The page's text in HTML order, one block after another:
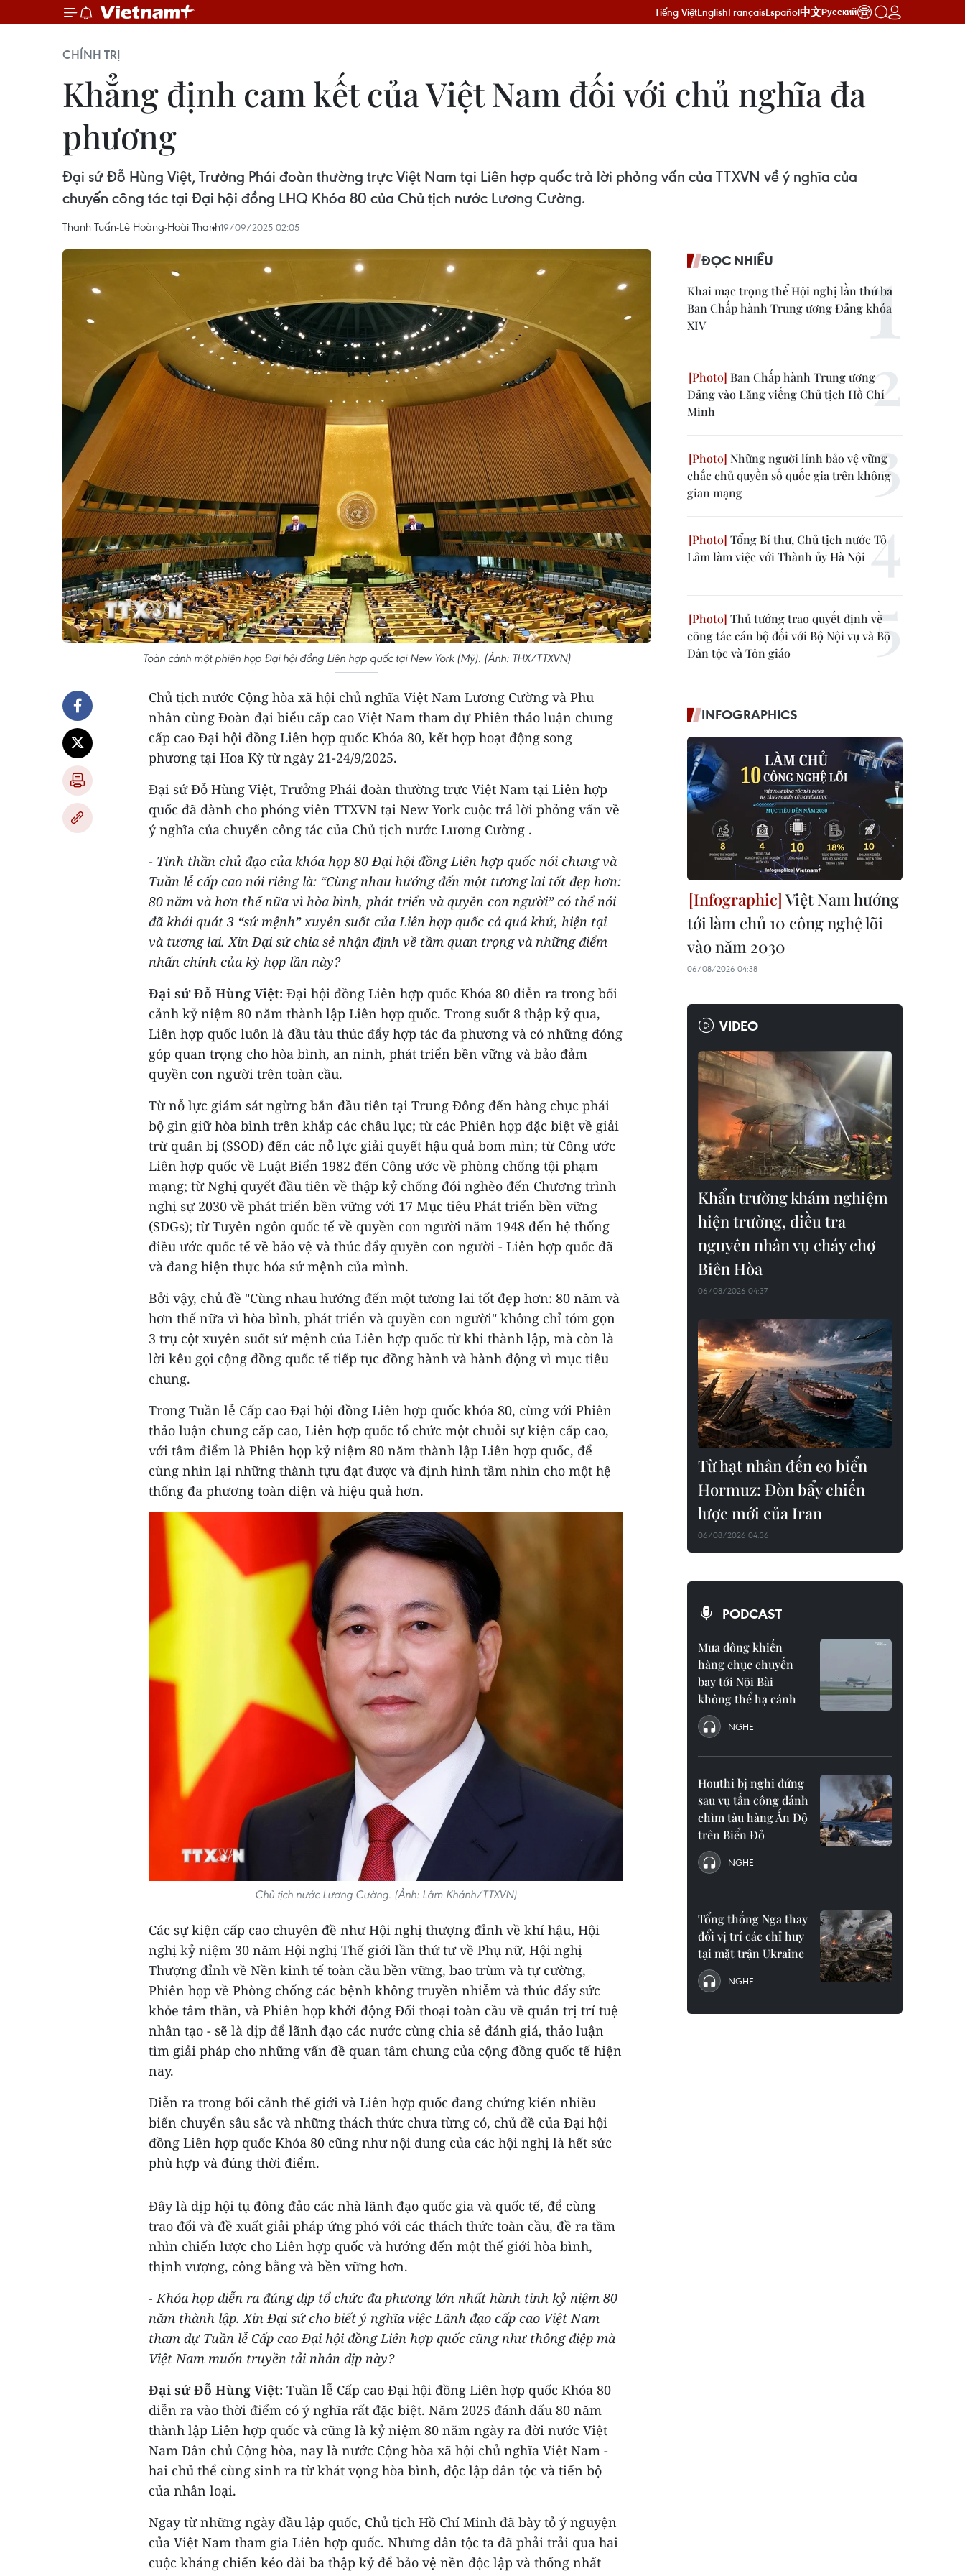
Tiếng ViệtEnglishFrançaisEspañol中文Русский
CHÍNH TRỊ
Khẳng định cam kết của Việt Nam đối với chủ nghĩa đa
phương
Đại sứ Đỗ Hùng Việt, Trưởng Phái đoàn thường trực Việt Nam tại Liên hợp quốc trả lời phỏng vấn của TTXVN về ý nghĩa của
chuyến công tác tại Đại hội đồng LHQ Khóa 80 của Chủ tịch nước Lương Cường.
Thanh Tuấn-Lê Hoàng-Hoài Thanh19/09/2025 02:05
Toàn cảnh một phiên họp Đại hội đồng Liên hợp quốc tại New York (Mỹ). (Ảnh: THX/TTXVN)
Chủ tịch nước Cộng hòa xã hội chủ nghĩa Việt Nam Lương Cường và Phu
nhân cùng Đoàn đại biểu cấp cao Việt Nam tham dự Phiên thảo luận chung
cấp cao Đại hội đồng Liên hợp quốc Khóa 80, kết hợp hoạt động song
phương tại Hoa Kỳ từ ngày 21-24/9/2025.
Đại sứ Đỗ Hùng Việt, Trưởng Phái đoàn thường trực Việt Nam tại Liên hợp
quốc đã dành cho phóng viên TTXVN tại New York cuộc trả lời phỏng vấn về
ý nghĩa của chuyến công tác của Chủ tịch nước Lương Cường .
- Tinh thần chủ đạo của khóa họp 80 Đại hội đồng Liên hợp quốc nói chung và
Tuần lễ cấp cao nói riêng là: “Cùng nhau hướng đến một tương lai tốt đẹp hơn:
80 năm và hơn thế nữa vì hòa bình, phát triển và quyền con người” có thể nói
đã khái quát 3 “sứ mệnh” xuyên suốt của Liên hợp quốc cả quá khứ, hiện tại
và tương lai. Xin Đại sứ chia sẻ nhận định về tầm quan trọng và những điểm
nhấn chính của kỳ họp lần này?
Đại sứ Đỗ Hùng Việt: Đại hội đồng Liên hợp quốc Khóa 80 diễn ra trong bối
cảnh kỷ niệm 80 năm thành lập Liên hợp quốc. Trong suốt 8 thập kỷ qua,
Liên hợp quốc luôn là đầu tàu thúc đẩy hợp tác đa phương và có những đóng
góp quan trọng cho hòa bình, an ninh, phát triển bền vững và bảo đảm
quyền con người trên toàn cầu.
Từ nỗ lực giám sát ngừng bắn đầu tiên tại Trung Đông đến hàng chục phái
bộ gìn giữ hòa bình trên khắp các châu lục; từ các Phiên họp đặc biệt về giải
trừ quân bị (SSOD) đến các nỗ lực giải quyết hậu quả bom mìn; từ Công ước
Liên hợp quốc về Luật Biển 1982 đến Công ước về phòng chống tội phạm
mạng; từ Nghị quyết đầu tiên về thập kỷ chống đói nghèo đến Chương trình
nghị sự 2030 về phát triển bền vững với 17 Mục tiêu Phát triển bền vững
(SDGs); từ Tuyên ngôn quốc tế về quyền con người năm 1948 đến hệ thống
điều ước quốc tế về bảo vệ và thúc đẩy quyền con người - Liên hợp quốc đã
và đang hiện thực hóa sứ mệnh của mình.
Bởi vậy, chủ đề "Cùng nhau hướng đến một tương lai tốt đẹp hơn: 80 năm và
hơn thế nữa vì hòa bình, phát triển và quyền con người" không chỉ tóm gọn
3 trụ cột xuyên suốt sứ mệnh của Liên hợp quốc từ khi thành lập, mà còn là
lời kêu gọi cộng đồng quốc tế tiếp tục đồng hành và hành động vì mục tiêu
chung.
Trong Tuần lễ Cấp cao Đại hội đồng Liên hợp quốc khóa 80, cùng với Phiên
thảo luận chung cấp cao, Liên hợp quốc tổ chức một chuỗi sự kiện cấp cao,
với tâm điểm là Phiên họp kỷ niệm 80 năm thành lập Liên hợp quốc, để
cùng nhìn lại những thành tựu đạt được và định hình tầm nhìn cho một hệ
thống đa phương toàn diện và hiệu quả hơn.
Chủ tịch nước Lương Cường. (Ảnh: Lâm Khánh/TTXVN)
Các sự kiện cấp cao chuyên đề như Hội nghị thượng đỉnh về khí hậu, Hội
nghị kỷ niệm 30 năm Hội nghị Thế giới lần thứ tư về Phụ nữ, Hội nghị
Thượng đỉnh về Nền kinh tế toàn cầu bền vững, bao trùm và tự cường,
Phiên họp về Phòng chống các bệnh không truyền nhiễm và thúc đẩy sức
khỏe tâm thần, và Phiên họp khởi động Đối thoại toàn cầu về quản trị trí tuệ
nhân tạo - sẽ là dịp để lãnh đạo các nước cùng chia sẻ đánh giá, thảo luận
tìm giải pháp cho những vấn đề quan tâm chung của cộng đồng quốc tế hiện
nay.
Diễn ra trong bối cảnh thế giới và Liên hợp quốc đang chứng kiến nhiều
biến chuyển sâu sắc và những thách thức chưa từng có, chủ đề của Đại hội
đồng Liên hợp quốc Khóa 80 cũng như nội dung của các hội nghị là hết sức
phù hợp và đúng thời điểm.
Đây là dịp hội tụ đông đảo các nhà lãnh đạo quốc gia và quốc tế, để cùng
trao đổi và đề xuất giải pháp ứng phó với các thách thức toàn cầu, đề ra tầm
nhìn chiến lược cho Liên hợp quốc và hướng đến một thế giới hòa bình,
thịnh vượng, công bằng và bền vững hơn.
- Khóa họp diễn ra đúng dịp tổ chức đa phương lớn nhất hành tinh kỷ niệm 80
năm thành lập. Xin Đại sứ cho biết ý nghĩa việc Lãnh đạo cấp cao Việt Nam
tham dự Tuần lễ Cấp cao Đại hội đồng Liên hợp quốc cũng như thông điệp mà
Việt Nam muốn truyền tải nhân dịp này?
Đại sứ Đỗ Hùng Việt: Tuần lễ Cấp cao Đại hội đồng Liên hợp quốc Khóa 80
diễn ra vào thời điểm có ý nghĩa rất đặc biệt. Năm 2025 đánh dấu 80 năm
thành lập Liên hợp quốc và cũng là kỷ niệm 80 năm ngày ra đời nước Việt
Nam Dân chủ Cộng hòa, nay là nước Cộng hòa xã hội chủ nghĩa Việt Nam -
hai chủ thể cùng sinh ra từ khát vọng hòa bình, độc lập dân tộc và tiến bộ
của nhân loại.
Ngay từ những ngày đầu lập quốc, Chủ tịch Hồ Chí Minh đã bày tỏ ý nguyện
của Việt Nam tham gia Liên hợp quốc. Nhưng dân tộc ta đã phải trải qua hai
cuộc kháng chiến kéo dài ba thập kỷ để bảo vệ nền độc lập và thống nhất
ĐỌC NHIỀU
Khai mạc trọng thể Hội nghị lần thứ ba
Ban Chấp hành Trung ương Đảng khóa
XIV
Ban Chấp hành Trung ương
Đảng vào Lăng viếng Chủ tịch Hồ Chí
Minh
Những người lính bảo vệ vững
chắc chủ quyền số quốc gia trên không
gian mạng
Tổng Bí thư, Chủ tịch nước Tô
Lâm làm việc với Thành ủy Hà Nội
Thủ tướng trao quyết định về
công tác cán bộ đối với Bộ Nội vụ và Bộ
Dân tộc và Tôn giáo
INFOGRAPHICS
Việt Nam hướng
tới làm chủ 10 công nghệ lõi
vào năm 2030
06/08/2026 04:38
VIDEO
Khẩn trường khám nghiệm
hiện trường, điều tra
nguyên nhân vụ cháy chợ
Biên Hòa
06/08/2026 04:37
Từ hạt nhân đến eo biển
Hormuz: Đòn bẩy chiến
lược mới của Iran
06/08/2026 04:36
PODCAST
Mưa dông khiến
hàng chục chuyến
bay tới Nội Bài
không thể hạ cánh
NGHE
Houthi bị nghi đứng
sau vụ tấn công đánh
chìm tàu hàng Ấn Độ
trên Biển Đỏ
NGHE
Tổng thống Nga thay
đổi vị trí các chỉ huy
tại mặt trận Ukraine
NGHE